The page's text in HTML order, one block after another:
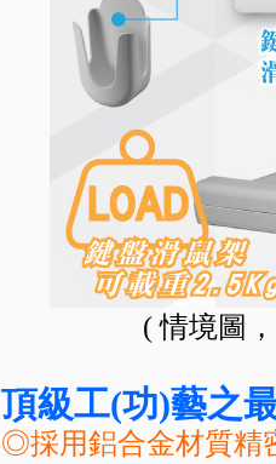
( 情境圖
頂級工(功)藝之
◎採用鋁合金材質精